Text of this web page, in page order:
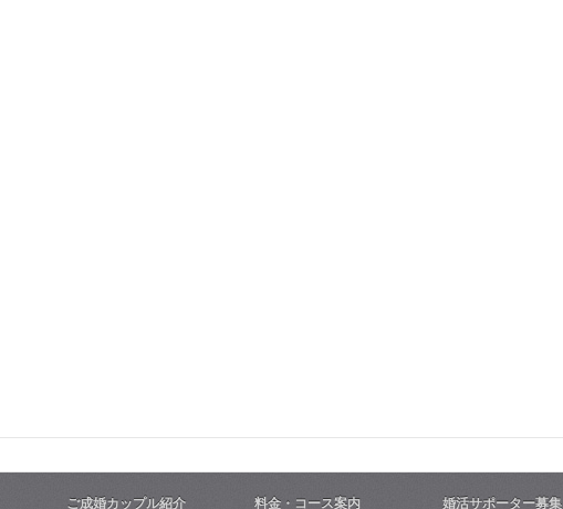
ご成婚カップル紹介 料金・コース案内 婚活サポーター募集